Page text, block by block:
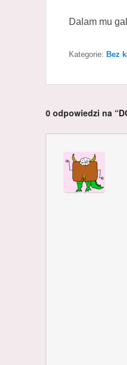
Dalam mu
Kategorie: Bez
0 odpowiedzi na